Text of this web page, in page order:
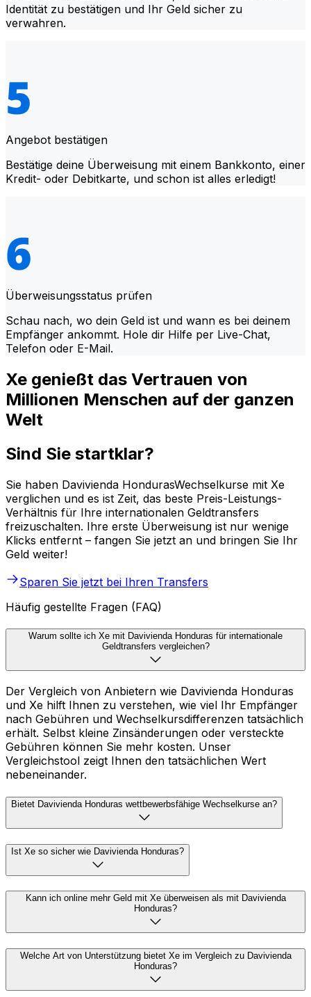
Identität zu bestätigen und Ihr Geld sicher zu
verwahren.
Angebot bestätigen
Bestätige deine Überweisung mit einem Bankkonto, einer
Kredit- oder Debitkarte, und schon ist alles erledigt!
Überweisungsstatus prüfen
Schau nach, wo dein Geld ist und wann es bei deinem
Empfänger ankommt. Hole dir Hilfe per Live-Chat,
Telefon oder E-Mail.
Xe genießt das Vertrauen von
Millionen Menschen auf der ganzen
Welt
Sind Sie startklar?
Sie haben Davivienda HondurasWechselkurse mit Xe
verglichen und es ist Zeit, das beste Preis-Leistungs-
Verhältnis für Ihre internationalen Geldtransfers
freizuschalten. Ihre erste Überweisung ist nur wenige
Klicks entfernt – fangen Sie jetzt an und bringen Sie Ihr
Geld weiter!
Sparen Sie jetzt bei Ihren Transfers
Häufig gestellte Fragen (FAQ)
Warum sollte ich Xe mit Davivienda Honduras für internationale
Geldtransfers vergleichen?
Der Vergleich von Anbietern wie Davivienda Honduras
und Xe hilft Ihnen zu verstehen, wie viel Ihr Empfänger
nach Gebühren und Wechselkursdifferenzen tatsächlich
erhält. Selbst kleine Zinsänderungen oder versteckte
Gebühren können Sie mehr kosten. Unser
Vergleichstool zeigt Ihnen den tatsächlichen Wert
nebeneinander.
Bietet Davivienda Honduras wettbewerbsfähige Wechselkurse an?
Ist Xe so sicher wie Davivienda Honduras?
Kann ich online mehr Geld mit Xe überweisen als mit Davivienda
Honduras?
Welche Art von Unterstützung bietet Xe im Vergleich zu Davivienda
Honduras?